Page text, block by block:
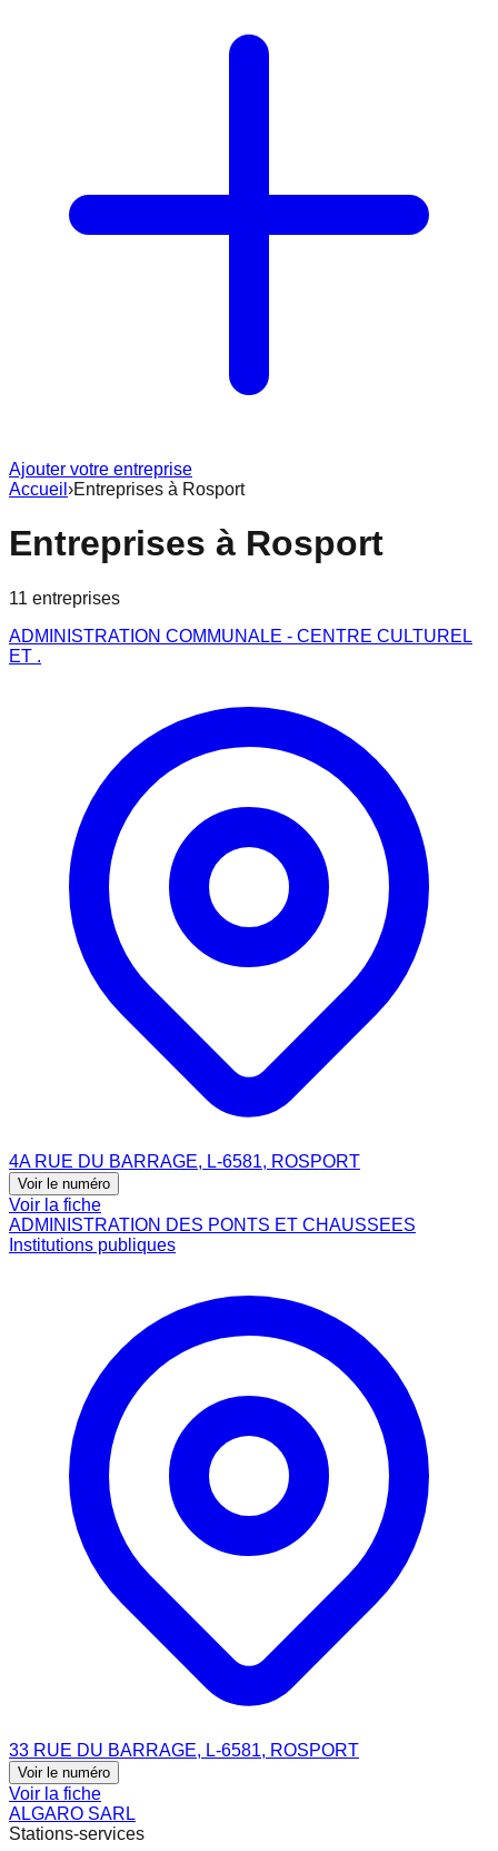
Ajouter votre entreprise
Accueil ›Entreprises à Rosport
Entreprises à Rosport
11 entreprises
ADMINISTRATION COMMUNALE - CENTRE CULTUREL
ET .
4A RUE DU BARRAGE, L-6581, ROSPORT
Voir le numéro
Voir la fiche
ADMINISTRATION DES PONTS ET CHAUSSEES
Institutions publiques
33 RUE DU BARRAGE, L-6581, ROSPORT
Voir le numéro
Voir la fiche
ALGARO SARL
Stations-services